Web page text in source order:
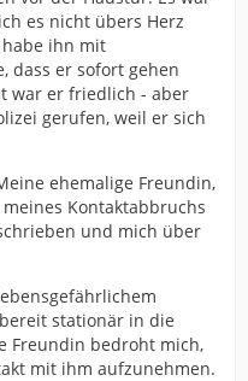
es nicht übers Herz
ihn mit
dass er sofort gehen
war er friedlich - aber
gerufen, weil er sich
ehemalige Freundin,
Kontaktabbruchs
und mich über
stationär in die
Freundin bedroht mich,
mit ihm aufzunehmen.